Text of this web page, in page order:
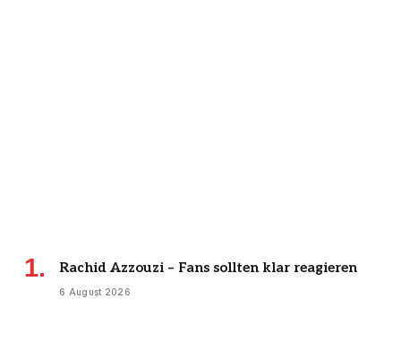
Rachid Azzouzi – Fans sollten klar reagieren
6 August 2026